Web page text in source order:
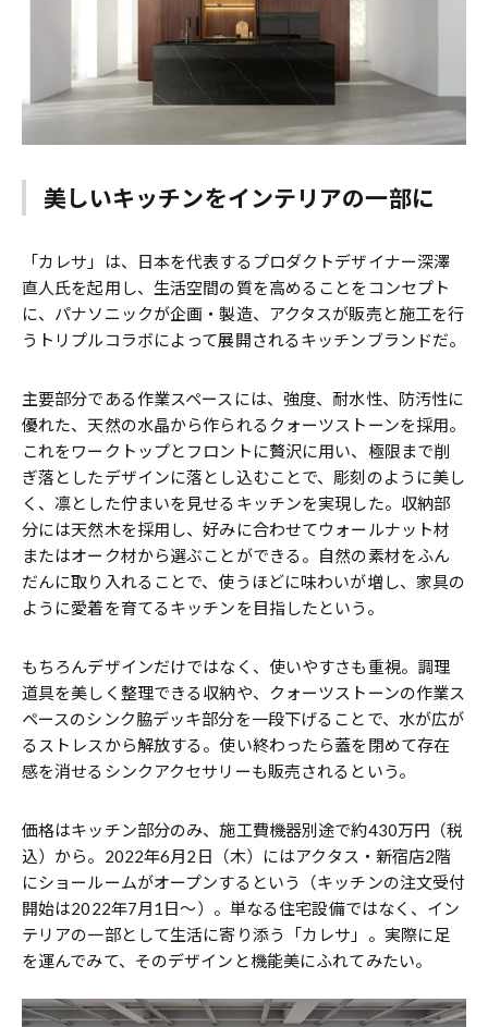
美しいキッチンをインテリアの一部に
「カレサ」は、日本を代表するプロダクトデザイナー深澤
直人氏を起用し、生活空間の質を高めることをコンセプト
に、パナソニックが企画・製造、アクタスが販売と施工を行
うトリプルコラボによって展開されるキッチンブランドだ。
主要部分である作業スペースには、強度、耐水性、防汚性に
優れた、天然の水晶から作られるクォーツストーンを採用。
これをワークトップとフロントに贅沢に用い、極限まで削
ぎ落としたデザインに落とし込むことで、彫刻のように美し
く、凛とした佇まいを見せるキッチンを実現した。収納部
分には天然木を採用し、好みに合わせてウォールナット材
またはオーク材から選ぶことができる。自然の素材をふん
だんに取り入れることで、使うほどに味わいが増し、家具の
ように愛着を育てるキッチンを目指したという。
もちろんデザインだけではなく、使いやすさも重視。調理
道具を美しく整理できる収納や、クォーツストーンの作業ス
ペースのシンク脇デッキ部分を一段下げることで、水が広が
るストレスから解放する。使い終わったら蓋を閉めて存在
感を消せるシンクアクセサリーも販売されるという。
価格はキッチン部分のみ、施工費機器別途で約430万円（税
込）から。2022年6月2日（木）にはアクタス・新宿店2階
にショールームがオープンするという（キッチンの注文受付
開始は2022年7月1日〜）。単なる住宅設備ではなく、イン
テリアの一部として生活に寄り添う「カレサ」。実際に足
を運んでみて、そのデザインと機能美にふれてみたい。